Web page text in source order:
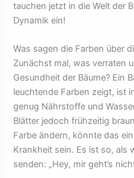
tauchen jetzt in die Welt der
Dynamik ein!
Was sagen die Farben über
Zunächst mal, was verraten
Gesundheit der Bäume? Ein
leuchtende Farben zeigt, ist
genug Nährstoffe und
Blätter jedoch frühzeitig
Farbe ändern, könnte das
Krankheit sein. Es ist so, als
senden: „Hey, mir geht’s